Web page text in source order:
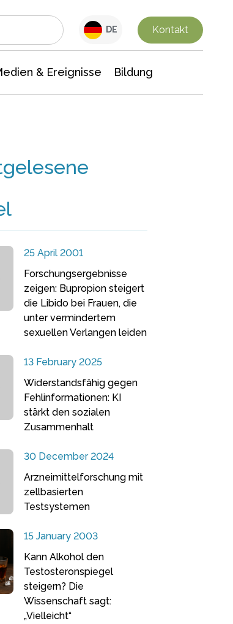
DE Kontakt
& Ereignisse Bildung
25 April 2001
Forschungsergebnisse
zeigen: Bupropion steigert
die Libido bei Frauen, die
unter vermindertem
sexuellen Verlangen leiden
13 February 2025
Widerstandsfähig gegen
Fehlinformationen: KI
stärkt den sozialen
Zusammenhalt
30 December 2024
Arzneimittelforschung mit
zellbasierten
Testsystemen
15 January 2003
Kann Alkohol den
Testosteronspiegel
steigern? Die
Wissenschaft sagt:
„Vielleicht“